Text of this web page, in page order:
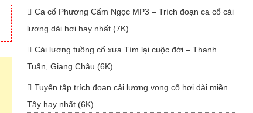
Ca cổ Phương Cẩm Ngọc MP3 – Trích đoạn ca cổ cải
lương dài hơi hay nhất (7K)
Cải lương tuồng cổ xưa Tìm lại cuộc đời – Thanh
Tuấn, Giang Châu (6K)
Tuyển tập trích đoạn cải lương vọng cổ hơi dài miền
Tây hay nhất (6K)